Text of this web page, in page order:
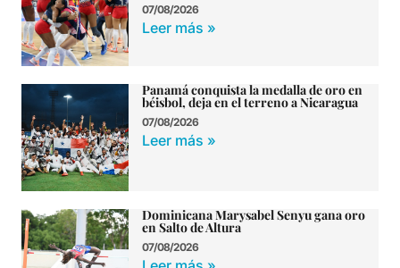
07/08/2026
Leer más »
Panamá conquista la medalla de oro en
béisbol, deja en el terreno a Nicaragua
07/08/2026
Leer más »
Dominicana Marysabel Senyu gana oro
en Salto de Altura
07/08/2026